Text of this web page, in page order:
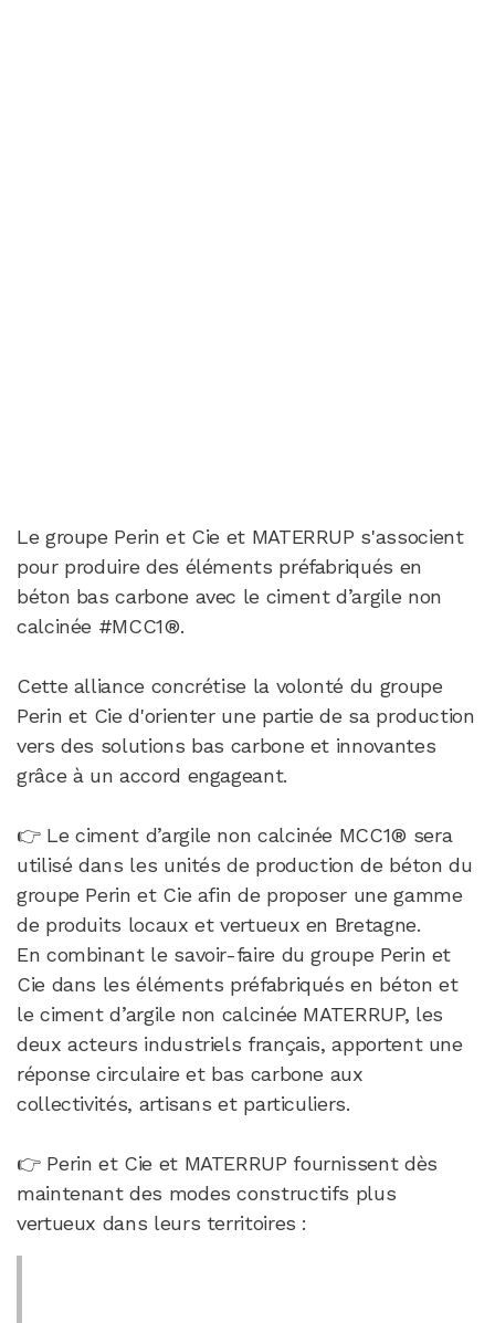
Le groupe Perin et Cie et MATERRUP s'associent
pour produire des éléments préfabriqués en
béton bas carbone avec le ciment d’argile non
calcinée #MCC1®.
Cette alliance concrétise la volonté du groupe
Perin et Cie d'orienter une partie de sa production
vers des solutions bas carbone et innovantes
grâce à un accord engageant.
👉 Le ciment d’argile non calcinée MCC1® sera
utilisé dans les unités de production de béton du
groupe Perin et Cie afin de proposer une gamme
de produits locaux et vertueux en Bretagne.
En combinant le savoir-faire du groupe Perin et
Cie dans les éléments préfabriqués en béton et
le ciment d’argile non calcinée MATERRUP, les
deux acteurs industriels français, apportent une
réponse circulaire et bas carbone aux
collectivités, artisans et particuliers.
👉 Perin et Cie et MATERRUP fournissent dès
maintenant des modes constructifs plus
vertueux dans leurs territoires :